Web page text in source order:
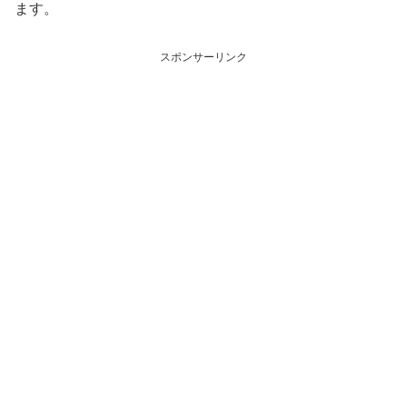
ます。
スポンサーリンク